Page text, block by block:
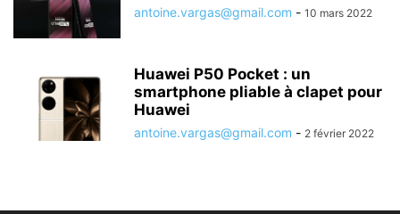
antoine.vargas@gmail.com - 10 mars 2022
Huawei P50 Pocket : un
smartphone pliable à clapet pour
Huawei
antoine.vargas@gmail.com - 2 février 2022